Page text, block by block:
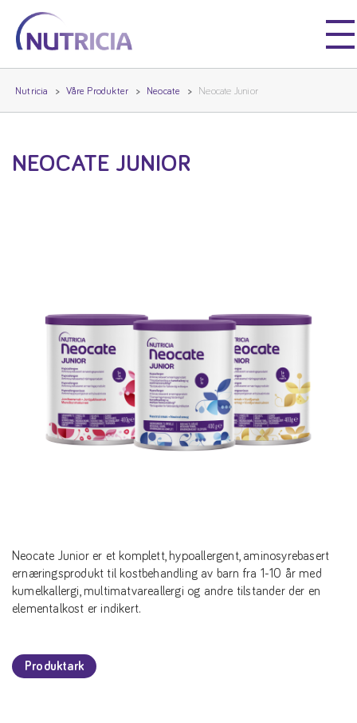
Nutricia
Nutricia
Nutricia Våre Produkter Neocate Neocate Junior
NEOCATE JUNIOR
Neocate Junior er et komplett, hypoallergent, aminosyrebasert
ernæringsprodukt til kostbehandling av barn fra 1-10 år med
kumelkallergi, multimatvareallergi og andre tilstander der en
elementalkost er indikert.
Produktark